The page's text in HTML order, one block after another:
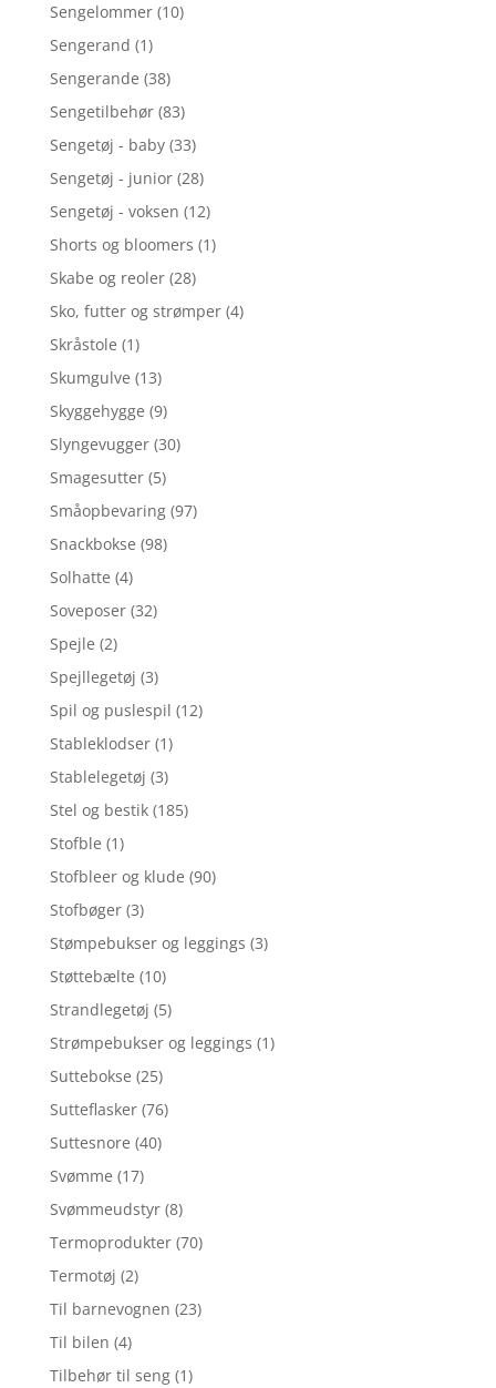
Sengelommer (10)
Sengerand (1)
Sengerande (38)
Sengetilbehør (83)
Sengetøj - baby (33)
Sengetøj - junior (28)
Sengetøj - voksen (12)
Shorts og bloomers (1)
Skabe og reoler (28)
Sko, futter og strømper (4)
Skråstole (1)
Skumgulve (13)
Skyggehygge (9)
Slyngevugger (30)
Smagesutter (5)
Småopbevaring (97)
Snackbokse (98)
Solhatte (4)
Soveposer (32)
Spejle (2)
Spejllegetøj (3)
Spil og puslespil (12)
Stableklodser (1)
Stablelegetøj (3)
Stel og bestik (185)
Stofble (1)
Stofbleer og klude (90)
Stofbøger (3)
Stømpebukser og leggings (3)
Støttebælte (10)
Strandlegetøj (5)
Strømpebukser og leggings (1)
Suttebokse (25)
Sutteflasker (76)
Suttesnore (40)
Svømme (17)
Svømmeudstyr (8)
Termoprodukter (70)
Termotøj (2)
Til barnevognen (23)
Til bilen (4)
Tilbehør til seng (1)